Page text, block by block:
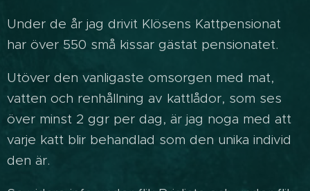
Under de år jag drivit Klösens Kattpensionat
har över 550 små kissar gästat pensionatet.
Utöver den vanligaste omsorgen med mat,
vatten och renhållning av kattlådor, som ses
över minst 2 ggr per dag, är jag noga med att
varje katt blir behandlad som den unika individ
den är.